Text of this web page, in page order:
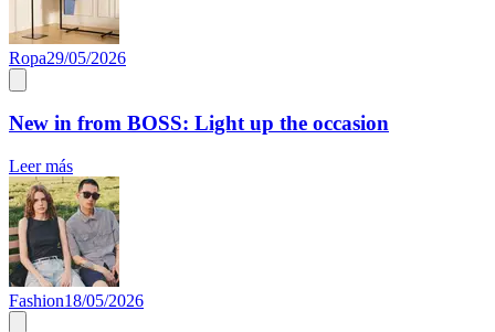
Ropa29/05/2026
New in from BOSS: Light up the occasion
Leer más
Fashion18/05/2026